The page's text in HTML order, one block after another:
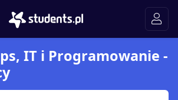
IT i Programowanie -